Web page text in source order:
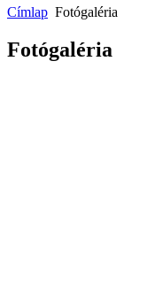
Címlap Fotógaléria
Fotógaléria